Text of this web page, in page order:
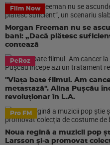
Film Now
Morgan Freeman nu se
bani: „Dacă plătesc
contează
PeRoz
"Viața bate filmul. Am
metastază". Alina Pușcău
revoluționar în L.A.
Pro FM
Noua regină a muzicii pop
Larsson și-a promovat